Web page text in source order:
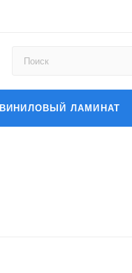
ВИНИЛОВЫЙ ЛАМИНАТ